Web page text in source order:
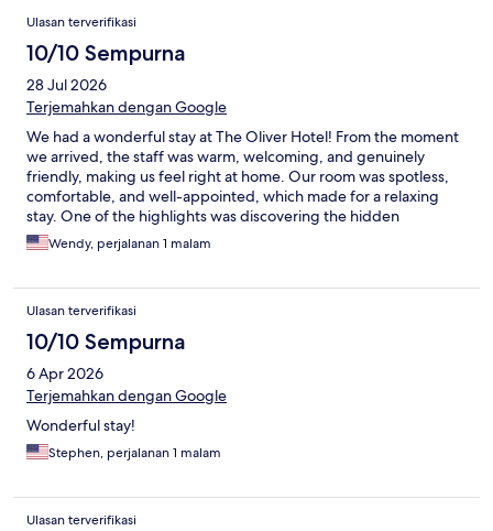
Ulasan terverifikasi
10/10 Sempurna
28 Jul 2026
Terjemahkan dengan Google
We had a wonderful stay at The Oliver Hotel! From the moment
we arrived, the staff was warm, welcoming, and genuinely
friendly, making us feel right at home. Our room was spotless,
comfortable, and well-appointed, which made for a relaxing
stay. One of the highlights was discovering the hidden
speakeasy tucked inside the hotel. It was such a fun and
unexpected surprise, adding a unique touch to the overall
service, and a little something extra, The Oliver Hotel is
definitely worth a visit. We would happily stay here again!
Wendy, perjalanan 1 malam
Ulasan terverifikasi
10/10 Sempurna
6 Apr 2026
Terjemahkan dengan Google
Wonderful stay!
Stephen, perjalanan 1 malam
Ulasan terverifikasi